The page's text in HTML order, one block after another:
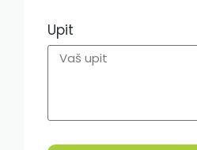
Upit